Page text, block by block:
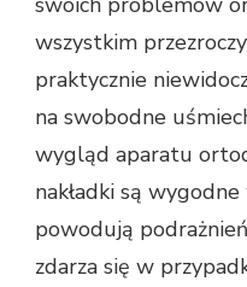
wszystkim
praktycznie
na swobodne
wygląd aparatu
nakładki są
powodują
zdarza się w